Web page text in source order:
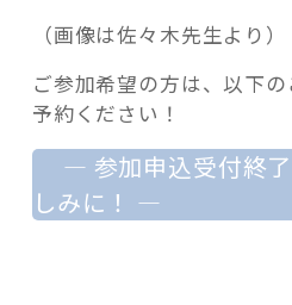
（画像は佐々木先生より）
ご参加希望の方は、以下
予約ください！
— 参加申込受付終
しみに！ —